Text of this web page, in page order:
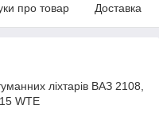
про товар Доставка
ліхтарів ВАЗ 2108,
WTE